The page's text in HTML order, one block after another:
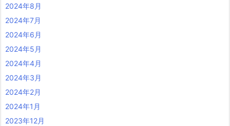
2024年8月
2024年7月
2024年6月
2024年5月
2024年4月
2024年3月
2024年2月
2024年1月
2023年12月